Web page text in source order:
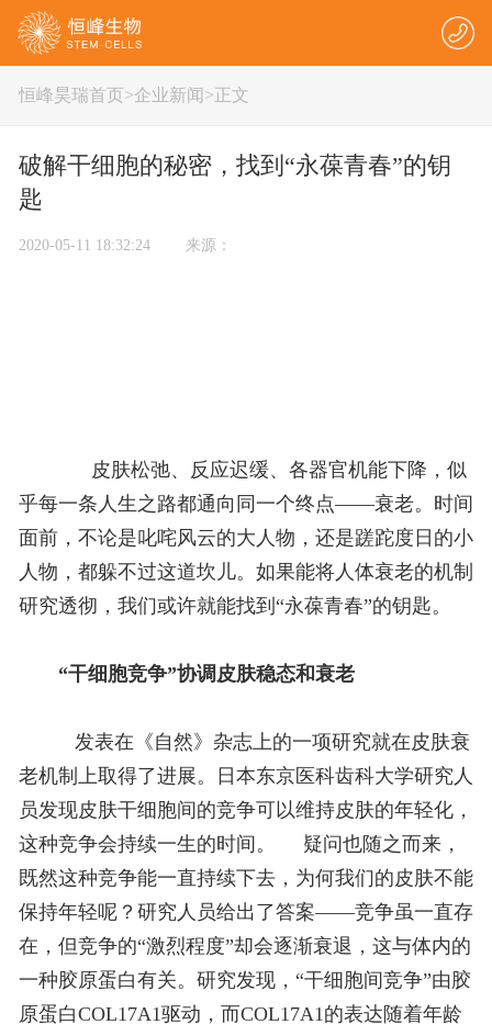
恒峰昊瑞首页>企业新闻 >正文
破解干细胞的秘密，找到“永葆青春”的钥
匙
2020-05-11 18:32:24 来源：
皮肤松弛、反应迟缓、各器官机能下降，似
乎每一条人生之路都通向同一个终点——衰老。时间
面前，不论是叱咤风云的大人物，还是蹉跎度日的小
人物，都躲不过这道坎儿。如果能将人体衰老的机制
研究透彻，我们或许就能找到“永葆青春”的钥匙。
“干细胞竞争”协调皮肤稳态和衰老
发表在《自然》杂志上的一项研究就在皮肤衰
老机制上取得了进展。日本东京医科齿科大学研究人
员发现皮肤干细胞间的竞争可以维持皮肤的年轻化，
这种竞争会持续一生的时间。
疑问也随之而来，
既然这种竞争能一直持续下去，为何我们的皮肤不能
保持年轻呢？研究人员给出了答案——竞争虽一直存
在，但竞争的“激烈程度”却会逐渐衰退，这与体内的
一种胶原蛋白有关。研究发现，“干细胞间竞争”由胶
原蛋白COL17A1驱动，而COL17A1的表达随着年龄